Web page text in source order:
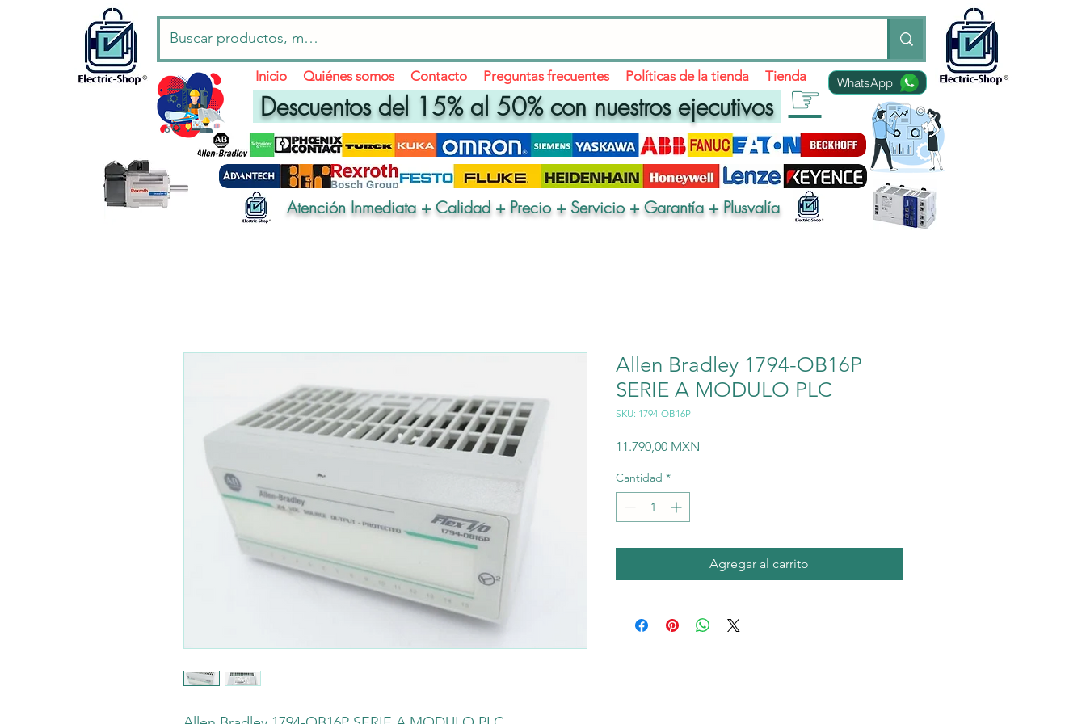
Inicio Quiénes somos Contacto Preguntas frecuentes Políticas de la tienda Tienda WhatsApp
Descuentos del 15% al 50% con nuestros ejecutivos ☞
Atención Inmediata + Calidad + Precio + Servicio + Garantía + Plusvalía
Allen Bradley 1794-OB16P
SERIE A MODULO PLC
SKU: 1794-OB16P
11.790,00 MXN
Cantidad *
Agregar al carrito